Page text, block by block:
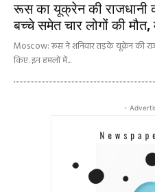
रूस का यूक्रेन की राजधानी
बच्चे समेत चार लोगों की
Moscow: रूस ने शनिवार तड़के यूक्रेन की
किए. इन हमलों में...
-